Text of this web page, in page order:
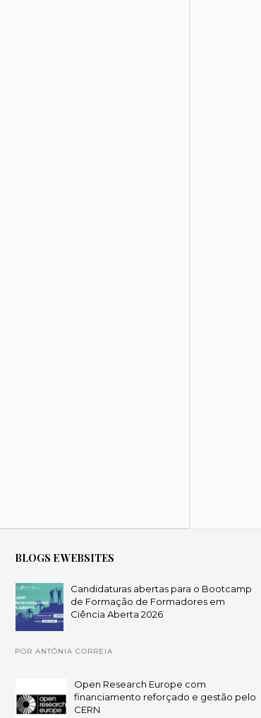
BLOGS E WEBSITES
Candidaturas abertas para o Bootcamp
de Formação de Formadores em
Ciência Aberta 2026
POR ANTÓNIA CORREIA
Open Research Europe com
financiamento reforçado e gestão pelo
CERN